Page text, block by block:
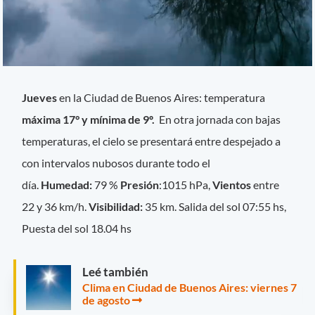
Juevesen la Ciudad de Buenos Aires: temperatura
máxima 17° y mínima de 9º. En otra jornada con bajas
temperaturas, el cielo se presentará entre despejado a
con intervalos nubosos durante todo el
día. Humedad:79 % Presión:1015 hPa,Vientosentre
22 y 36 km/h. Visibilidad: 35 km. Salida del sol 07:55 hs,
Puesta del sol 18.04 hs
Leé también
Clima en Ciudad de Buenos Aires: viernes 7
de agosto